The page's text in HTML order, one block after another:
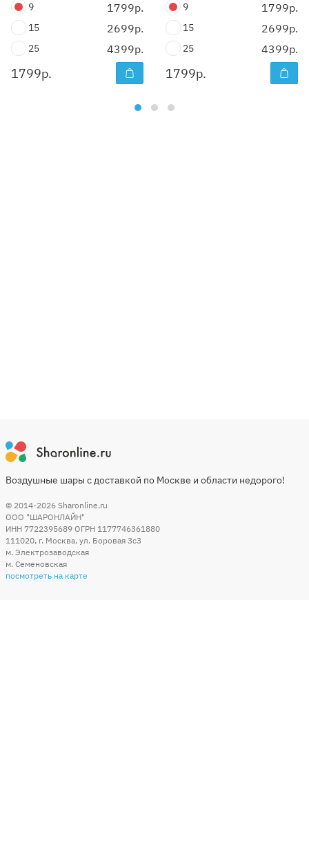
9 1799р.
15 2699р.
25 4399р.
1799р.
9 1799р.
15 2699р.
25 4399р.
1799р.
Воздушные шары с доставкой по Москве и области недорого!
© 2014-2026 Sharonline.ru
ООО "ШАРОНЛАЙН"
ИНН 7722395689 ОГРН 1177746361880
111020, г. Москва, ул. Боровая 3c3
м. Электрозаводская
м. Семеновская
посмотреть на карте